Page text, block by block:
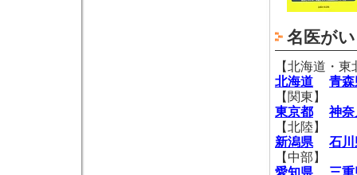
名医が
【北海道・東
北海道
青森
【関東】
東京都
神
【北陸】
新潟県
石川
【中部】
愛知県
三